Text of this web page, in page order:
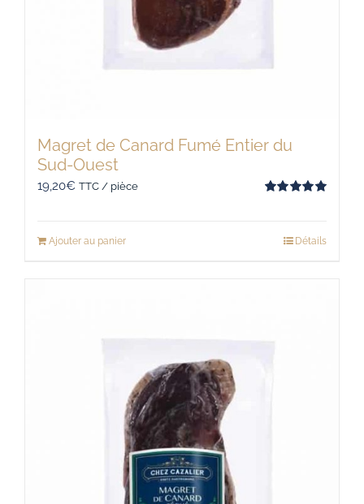
Magret de Canard Fumé Entier du
Sud-Ouest
19,20€ TTC / pièce
Ajouter au panier Détails